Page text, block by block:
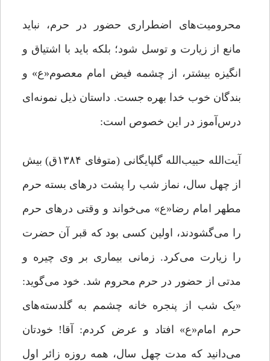
محرومیت‌های اضطراری حضور در حرم، نباید
مانع از زیارت و توسل شود؛ بلکه باید با اشتیاق و
انگیزه بیشتر، از چشمه فیض امام معصوم«ع» و
بندگان خوب خدا بهره جست. داستان ذیل نمونه‌ای
درس‌آموز در این خصوص است:
آیت‌الله حبیب‌الله گلپایگانی (متوفای ۱۳۸۴ق) بیش
از چهل سال، نماز شب را پشت در‌های بسته حرم
مطهر امام رضا«ع» می‌خواند و وقتی در‌های حرم
را می‌گشودند، اولین کسی بود که قبر آن حضرت
را زیارت می‌کرد. زمانی بیماری بر وی چیره و
مدتی از حضور در حرم محروم شد. خود می‌گوید:
«یک شب از پنجره خانه چشمم به گلدسته‌های
حرم امام«ع» افتاد و عرض کردم: آقا! خودتان
می‌دانید که مدت چهل سال، همه روزه زائر اول